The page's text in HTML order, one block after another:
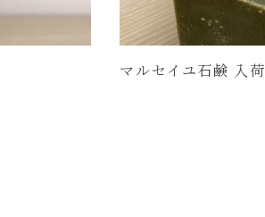
マルセイユ石鹸 入荷